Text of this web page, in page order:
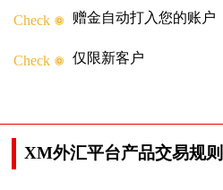
Check 赠金自动打入您的账户
Check 仅限新客户
XM外汇平台产品交易规则